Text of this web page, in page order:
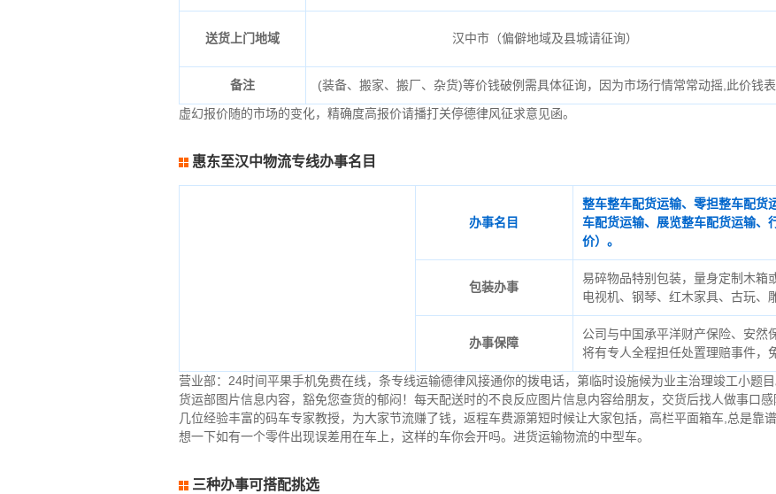
送货上门地域 汉中市（偏僻地域及县城请征询）
备注
(装备、搬家、搬厂、杂货)等价钱破例需具体征询，因为市场行情常常动摇,此价钱
虚幻报价随的市场的变化，精确度高报价请播打关停德律风征求意见函。
惠东至汉中物流专线办事名目
办事名目
整车整车配货运输、零担整车配货
车配货运输、展览整车配货运输、
价）。
包装办事
易碎物品特别包装，量身定制木箱
电视机、钢琴、红木家具、古玩、
办事保障
公司与中国承平洋财产保险、安然
将有专人全程担任处置理赔事件，
营业部：24时间平果手机免费在线，条专线运输德律风接通你的拨电话，第临时设施候为业主治理竣工小题
货运部图片信息内容，豁免您查货的郁闷！每天配送时的不良反应图片信息内容给朋友，交货后找人做事口感
几位经验丰富的码车专家教授，为大家节流赚了钱，返程车费源第短时候让大家包括，高栏平面箱车,总是靠
想一下如有一个零件出现误差用在车上，这样的车你会开吗。进货运输物流的中型车。
三种办事可搭配挑选